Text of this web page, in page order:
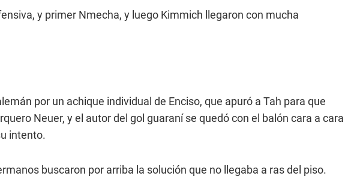
y primer Nmecha, y luego Kimmich llegaron con mucha
por un achique individual de Enciso, que apuró a Tah para que
Neuer, y el autor del gol guaraní se quedó con el balón cara a cara
intento.
buscaron por arriba la solución que no llegaba a ras del piso.